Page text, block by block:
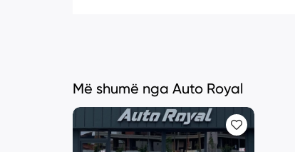
Më shumë nga Auto Royal